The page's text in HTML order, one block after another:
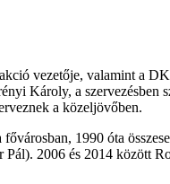
vezetője, valamint a
Károly, a szervezésben
a közeljövőben.
1990 óta
Pál). 2006 és 2014 között